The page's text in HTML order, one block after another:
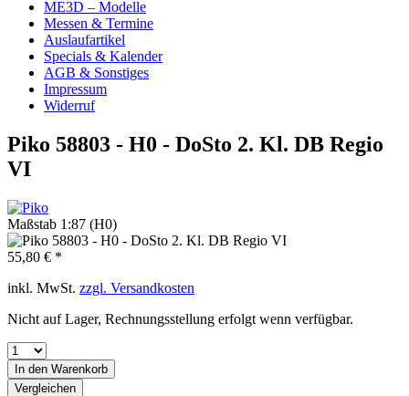
ME3D – Modelle
Messen & Termine
Auslaufartikel
Specials & Kalender
AGB & Sonstiges
Impressum
Widerruf
Piko 58803 - H0 - DoSto 2. Kl. DB Regio
VI
Maßstab 1:87 (H0)
55,80 € *
inkl. MwSt. zzgl. Versandkosten
Nicht auf Lager, Rechnungsstellung erfolgt wenn verfügbar.
In den Warenkorb
Vergleichen